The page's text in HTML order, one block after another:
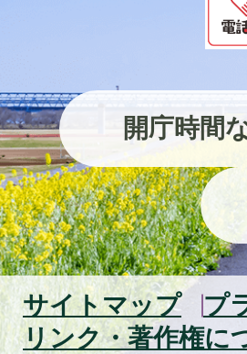
開庁時間
サイトマップ
プ
リンク・著作権に